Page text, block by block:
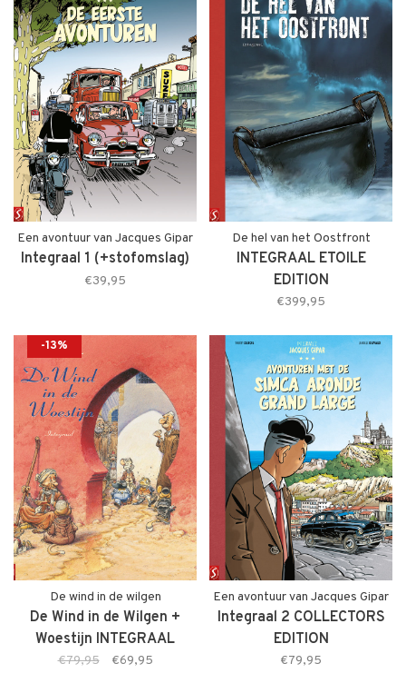
Een avontuur van Jacques Gipar
Integraal 1 (+stofomslag)
€39,95
De hel van het Oostfront
INTEGRAAL ETOILE
EDITION
€399,95
-13%
De wind in de wilgen
De Wind in de Wilgen +
Woestijn INTEGRAAL
PAKKET (+stofomslag)
€79,95 €69,95
Een avontuur van Jacques Gipar
Integraal 2 COLLECTORS
EDITION
€79,95